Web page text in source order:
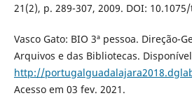
21(2), p. 289-307, 2009. DOI:
Vasco Gato: BIO 3ª pessoa. Direção-
Arquivos e das Bibliotecas.
http://
Acesso em 03 fev. 2021.